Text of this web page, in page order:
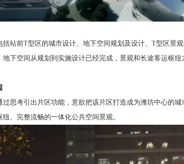
括站前T型区的城市设计、地下空间规划及设计、T型区景
地下空间从规划到实施设计已经完成，景观和长途客运枢
过思考引出片区功能，意欲把该片区打造成为潍坊中心的
纽、完整流畅的一体化公共空间景观。